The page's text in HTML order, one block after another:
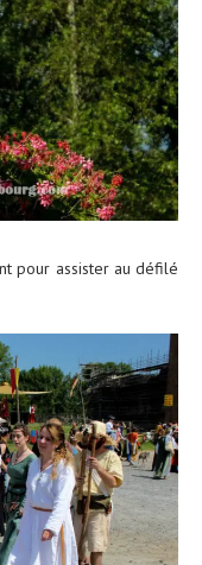
pour assister au défilé